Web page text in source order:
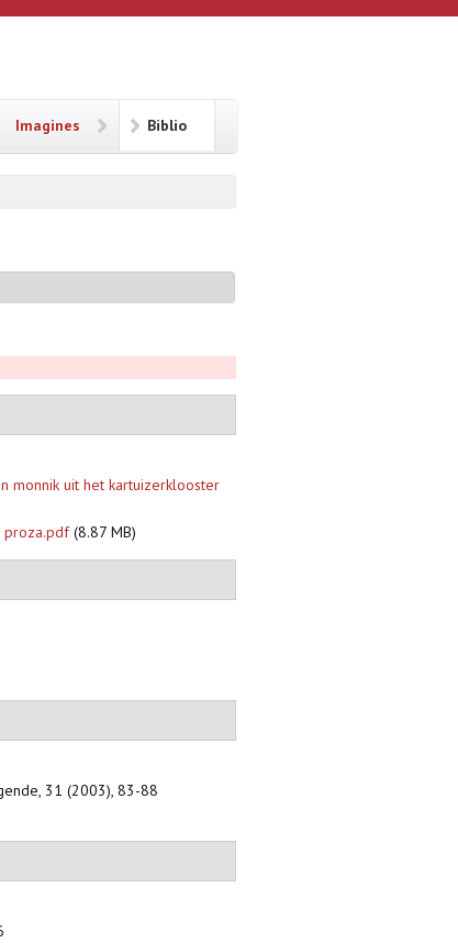
Imagines Biblio
monnik uit het kartuizerklooster
proza.pdf(8.87 MB)
31 (2003), 83-88